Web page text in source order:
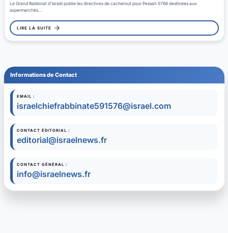
Le Grand Rabbinat d'Israël publie les directives de cacherout pour Pessah 5786 destinées aux
supermarchés…
LIRE LA SUITE
Informations de Contact
EMAIL :
israelchiefrabbinate591576@israel.com
CONTACT ÉDITORIAL :
editorial@israelnews.fr
CONTACT GÉNÉRAL :
info@israelnews.fr